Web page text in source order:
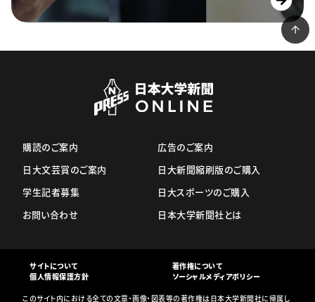
購読のご案内
日大文芸賞のご案内
学生記者募集
お問い合わせ
広告のご案内
日大新聞縮刷版のご購入
日大スポーツのご購入
日本大学新聞社とは
サイトについて
著作権について
個人情報保護方針
ソーシャルメディアポリシー
このサイト内における全ての文章・画像・図表等の著作権は日本大学新聞社に帰属し